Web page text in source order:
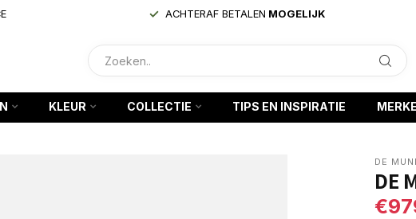
ACHTERAF BETALEN MOGELIJK
KLEUR COLLECTIE TIPS EN INSPIRATIE
DE
DE